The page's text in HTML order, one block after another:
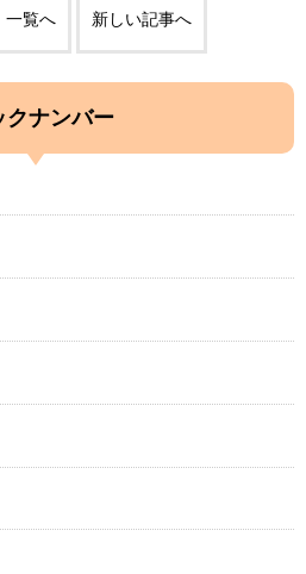
一覧へ 新しい記事へ
クナンバー